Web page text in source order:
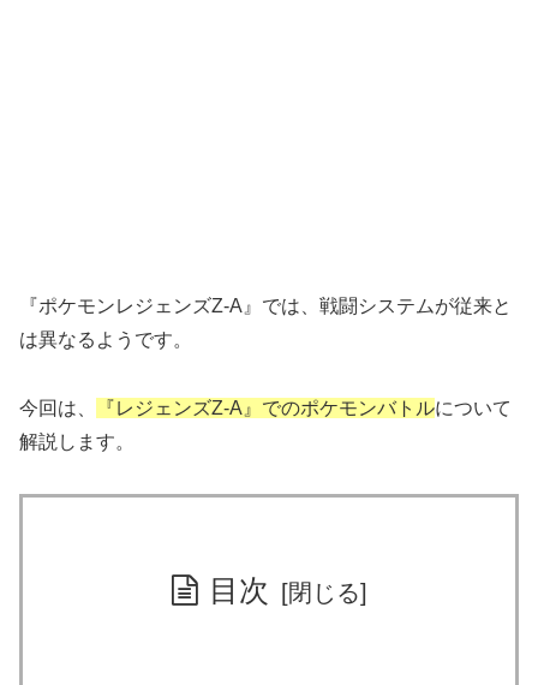
『ポケモンレジェンズZ-A』では、戦闘システムが従来と
は異なるようです。
今回は、 『レジェンズZ-A』でのポケモンバトルについて
解説します。
目次